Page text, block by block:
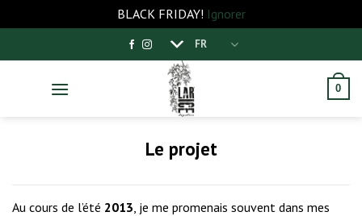
BLACK FRIDAY! Ignorer
au
FR
0
Le projet
Au cours de l’été 2013, je me promenais souvent dans mes